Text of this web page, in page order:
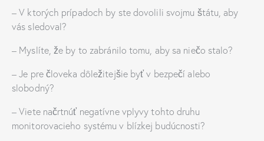
– V ktorých prípadoch by ste dovolili svojmu štátu, aby
vás sledoval?
– Myslíte, že by to zabránilo tomu, aby sa niečo stalo?
– Je pre človeka dôležitejšie byť v bezpečí alebo
slobodný?
– Viete načrtnúť negatívne vplyvy tohto druhu
monitorovacieho systému v blízkej budúcnosti?